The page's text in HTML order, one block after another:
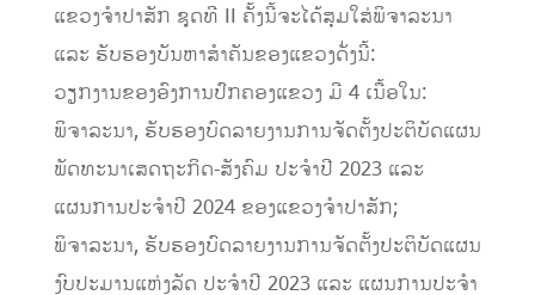
ແຂວງຈໍາປາສັກ ຊຸດທີ II ຄັ້ງນີ້ຈະໄດ້ສຸມໃສ່ພິຈາລະນາ
ແລະ ຮັບຮອງບັນຫາສຳຄັນຂອງແຂວງດັ່ງນີ້:
ວຽກງານຂອງອົງການປົກຄອງແຂວງ ມີ 4 ເນື້ອໃນ:
ພິຈາລະນາ, ຮັບຮອງບົດລາຍງານການຈັດຕັ້ງປະຕິບັດແຜນ
ພັດທະນາເສດຖະກິດ-ສັງຄົມ ປະຈໍາປີ 2023 ແລະ
ແຜນການປະຈໍາປີ 2024 ຂອງແຂວງຈໍາປາສັກ;
ພິຈາລະນາ, ຮັບຮອງບົດລາຍງານການຈັດຕັ້ງປະຕິບັດແຜນ
ງົບປະມານແຫ່ງລັດ ປະຈໍາປີ 2023 ແລະ ແຜນການປະຈໍາ